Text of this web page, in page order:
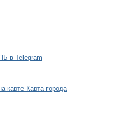
Карта города